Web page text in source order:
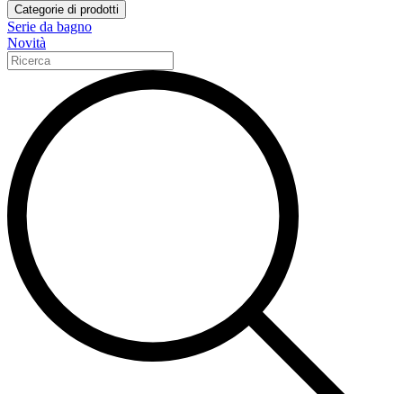
Categorie di prodotti
Serie da bagno
Novità